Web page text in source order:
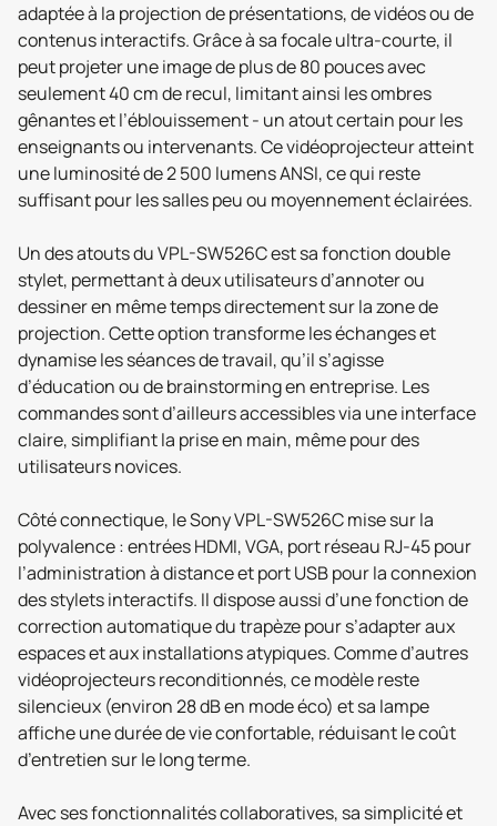
adaptée à la projection de présentations, de vidéos ou de
contenus interactifs. Grâce à sa focale ultra-courte, il
peut projeter une image de plus de 80 pouces avec
seulement 40 cm de recul, limitant ainsi les ombres
gênantes et l’éblouissement - un atout certain pour les
enseignants ou intervenants. Ce vidéoprojecteur atteint
une luminosité de 2 500 lumens ANSI, ce qui reste
suffisant pour les salles peu ou moyennement éclairées.
Un des atouts du VPL-SW526C est sa fonction double
stylet, permettant à deux utilisateurs d’annoter ou
dessiner en même temps directement sur la zone de
projection. Cette option transforme les échanges et
dynamise les séances de travail, qu’il s’agisse
d’éducation ou de brainstorming en entreprise. Les
commandes sont d’ailleurs accessibles via une interface
claire, simplifiant la prise en main, même pour des
utilisateurs novices.
Côté connectique, le Sony VPL-SW526C mise sur la
polyvalence : entrées HDMI, VGA, port réseau RJ-45 pour
l’administration à distance et port USB pour la connexion
des stylets interactifs. Il dispose aussi d’une fonction de
correction automatique du trapèze pour s’adapter aux
espaces et aux installations atypiques. Comme d’autres
vidéoprojecteurs reconditionnés, ce modèle reste
silencieux (environ 28 dB en mode éco) et sa lampe
affiche une durée de vie confortable, réduisant le coût
d’entretien sur le long terme.
Avec ses fonctionnalités collaboratives, sa simplicité et